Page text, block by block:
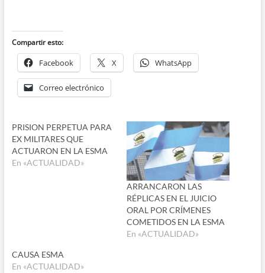
Compartir esto:
Facebook X WhatsApp
Correo electrónico
PRISION PERPETUA PARA
EX MILITARES QUE
ACTUARON EN LA ESMA
En «ACTUALIDAD»
ARRANCARON LAS
RÉPLICAS EN EL JUICIO
ORAL POR CRÍMENES
COMETIDOS EN LA ESMA
En «ACTUALIDAD»
CAUSA ESMA
En «ACTUALIDAD»